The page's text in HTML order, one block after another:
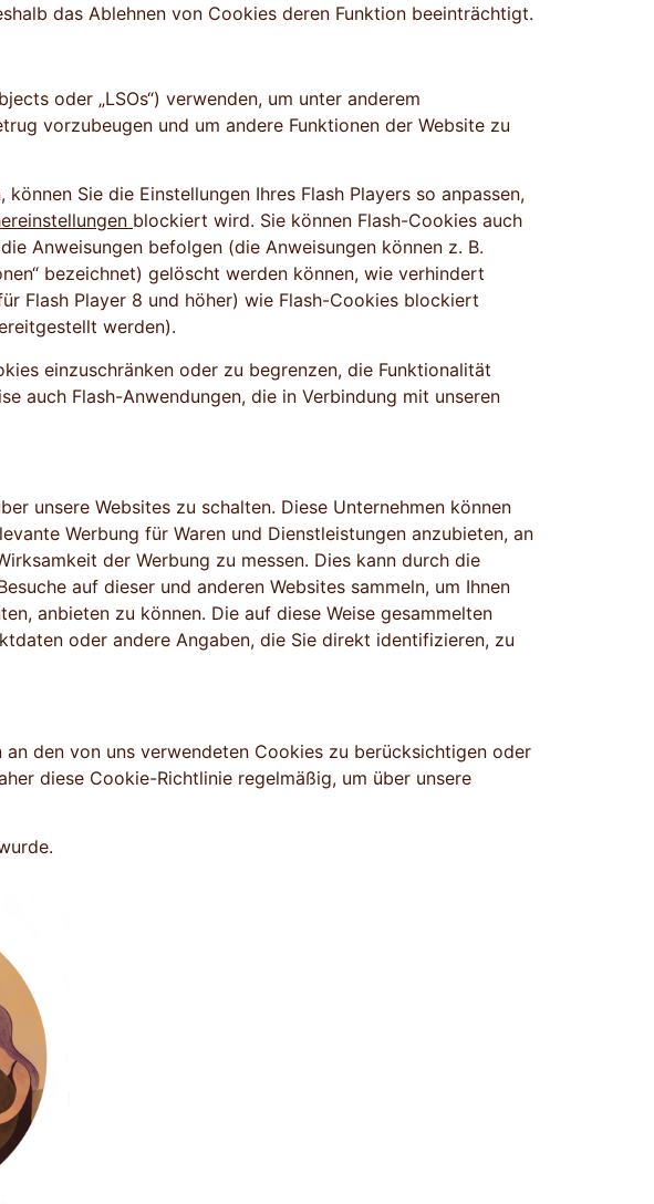
das Ablehnen von Cookies deren Funktion beeinträchtigt.
oder „LSOs“) verwenden, um unter anderem
vorzubeugen und um andere Funktionen der Website zu
Sie die Einstellungen Ihres Flash Players so anpassen,
blockiert wird. Sie können Flash-Cookies auch
Anweisungen befolgen (die Anweisungen können z. B.
bezeichnet) gelöscht werden können, wie verhindert
Flash Player 8 und höher) wie Flash-Cookies blockiert
werden).
einzuschränken oder zu begrenzen, die Funktionalität
auch Flash-Anwendungen, die in Verbindung mit unseren
unsere Websites zu schalten. Diese Unternehmen können
Werbung für Waren und Dienstleistungen anzubieten, an
der Werbung zu messen. Dies kann durch die
auf dieser und anderen Websites sammeln, um Ihnen
anbieten zu können. Die auf diese Weise gesammelten
oder andere Angaben, die Sie direkt identifizieren, zu
den von uns verwendeten Cookies zu berücksichtigen oder
diese Cookie-Richtlinie regelmäßig, um über unsere